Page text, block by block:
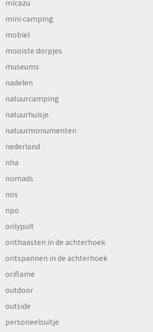
micazu
mini camping
mobiel
mooiste dorpjes
museums
nadelen
natuurcamping
natuurhuisje
natuurmonumenten
nederland
nha
nomads
nos
npo
onlypult
onthaasten in de achterhoek
ontspannen in de achterhoek
oriflame
outdoor
outside
personeelsuitje